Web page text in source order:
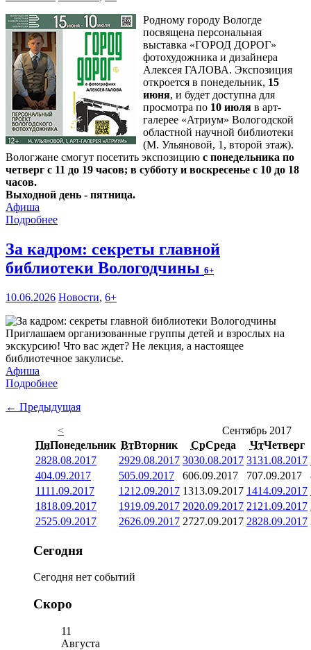
Родному городу Вологде
посвящена персональная
выставка «ГОРОД ДОРОГ»
фотохудожника и дизайнера
Алексея ГАЛОВА. Экспозиция
откроется в понедельник, 15
июня, и будет доступна для
просмотра по 10 июля в арт-
галерее «Атриум» Вологодской
областной научной библиотеки
(М. Ульяновой, 1, второй этаж).
Вологжане смогут посетить экспозицию с понедельника по
четверг с 11 до 19 часов; в субботу и воскресенье с 10 до 18
часов.
Выходной день - пятница.
Афиша
Подробнее
За кадром: секреты главной
библиотеки Вологодчины 6+
10.06.2026 Новости, 6+
Приглашаем организованные группы детей и взрослых на
экскурсию! Что вас ждет? Не лекция, а настоящее
библиотечное закулисье.
Афиша
Подробнее
← Предыдущая
<
Сентябрь 2017
ПнПонедельник ВтВторник СрСреда ЧтЧетверг
2828.08.2017 2929.08.2017 3030.08.2017 3131.08.2017
404.09.2017 505.09.2017 606.09.2017 707.09.2017
1111.09.2017 1212.09.2017 1313.09.2017 1414.09.2017
1818.09.2017 1919.09.2017 2020.09.2017 21 21.09.2017
2525.09.2017 2626.09.2017 2727.09.2017 2828.09.2017
Сегодня
Сегодня нет событий
Скоро
11
Августа